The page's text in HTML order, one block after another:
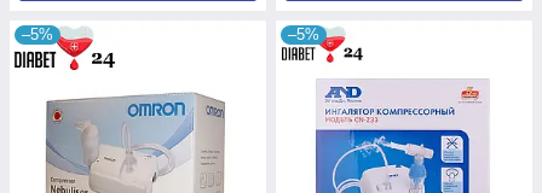
Найпопулярніші
–5% –5%